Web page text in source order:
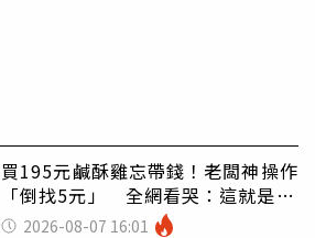
買195元鹹酥雞忘帶錢！老闆神操作
「倒找5元」 全網看哭：這就是台
灣 2026-08-07 16:01